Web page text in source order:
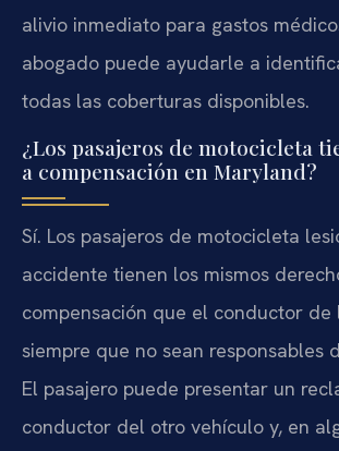
alivio inmediato para gastos
abogado puede ayudarle a
todas las coberturas disponibles.
¿Los pasajeros de motocicleta
a compensación en Maryland?
Sí. Los pasajeros de motocicleta
accidente tienen los mismos
compensación que el conductor
siempre que no sean responsables
El pasajero puede presentar un
conductor del otro vehículo y, en